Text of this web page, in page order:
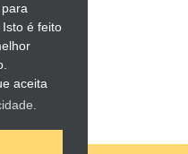
é feito
aceita